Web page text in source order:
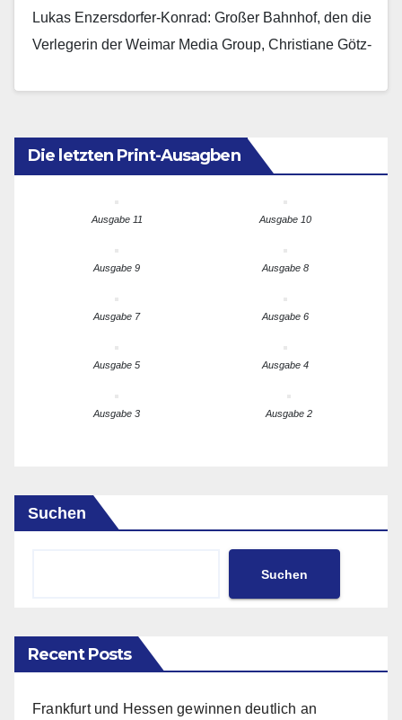
Lukas Enzersdorfer-Konrad: Großer Bahnhof, den die
Verlegerin der Weimar Media Group, Christiane Götz-
Die letzten Print-Ausagben
Ausgabe 11 Ausgabe 10
Ausgabe 9 Ausgabe 8
Ausgabe 7 Ausgabe 6
Ausgabe 5 Ausgabe 4
Ausgabe 3 Ausgabe 2
Suchen
Suchen
Recent Posts
Frankfurt und Hessen gewinnen deutlich an